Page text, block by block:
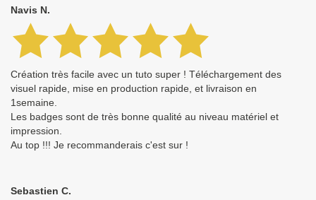
Navis N.
Création très facile avec un tuto super ! Téléchargement des
visuel rapide, mise en production rapide, et livraison en
1semaine.
Les badges sont de très bonne qualité au niveau matériel et
impression.
Au top !!! Je recommanderais c'est sur !
Sebastien C.